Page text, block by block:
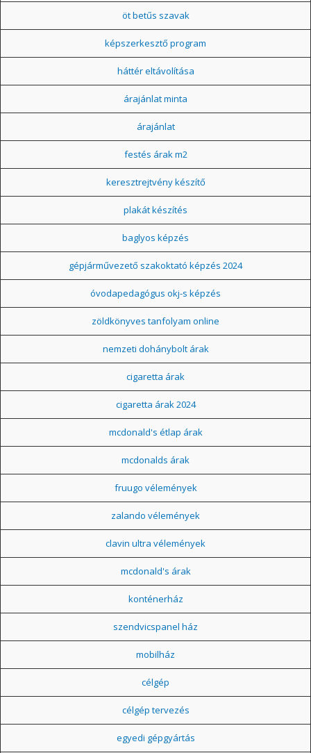
öt betűs szavak
képszerkesztő program
háttér eltávolítása
árajánlat minta
árajánlat
festés árak m2
keresztrejtvény készítő
plakát készítés
baglyos képzés
gépjárművezető szakoktató képzés 2024
óvodapedagógus okj-s képzés
zöldkönyves tanfolyam online
nemzeti dohánybolt árak
cigaretta árak
cigaretta árak 2024
mcdonald's étlap árak
mcdonalds árak
fruugo vélemények
zalando vélemények
clavin ultra vélemények
mcdonald's árak
konténerház
szendvicspanel ház
mobilház
célgép
célgép tervezés
egyedi gépgyártás